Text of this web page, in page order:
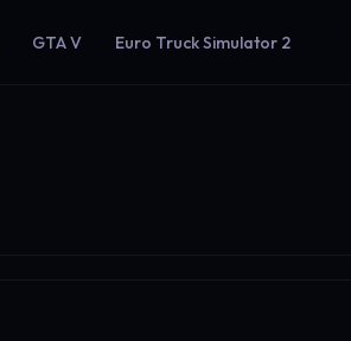
GTA V Euro Truck Simulator 2